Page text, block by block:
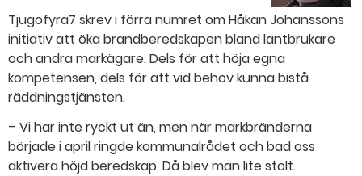
Tjugofyra7 skrev i förra numret om Håkan Johanssons
initiativ att öka brandberedskapen bland lantbrukare
och andra markägare. Dels för att höja egna
kompetensen, dels för att vid behov kunna bistå
räddningstjänsten.
– Vi har inte ryckt ut än, men när markbränderna
började i april ringde kommunalrådet och bad oss
aktivera höjd beredskap. Då blev man lite stolt.